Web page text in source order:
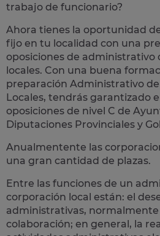
trabajo de funcionario?
Ahora tienes la oportunidad
fijo en tu localidad con una
oposiciones de administrativo
locales. Con una buena
preparación Administrativo
Locales, tendrás garantizado
oposiciones de nivel C de
Diputaciones Provinciales y
Anualmentente las
una gran cantidad de plazas.
Entre las funciones de un
corporación local están: el
administrativas,
colaboración; en general, la